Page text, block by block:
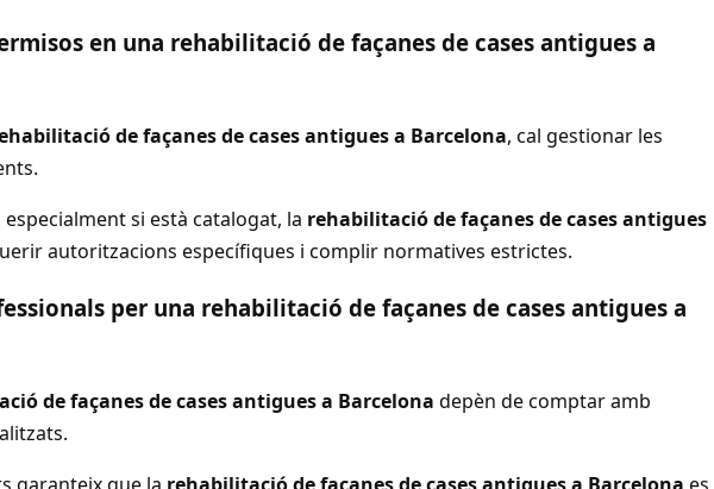
en una rehabilitació de façanes de cases antigues a
de façanes de cases antigues a Barcelona, cal gestionar les
especialment si està catalogat, la rehabilitació de façanes de cases antigues
autoritzacions específiques i complir normatives estrictes.
per una rehabilitació de façanes de cases antigues a
de façanes de cases antigues a Barcelona depèn de comptar amb